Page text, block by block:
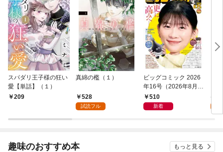
スパダリ王子様の狂い
愛【単話】（１）
209
真綿の檻（１）
528
試読フル
ビッグコミック 2026
年16号（2026年8月7
日発売）
510
新着
趣味のおすすめ本 もっと見る